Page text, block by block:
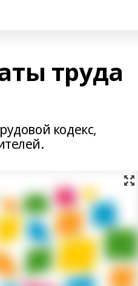
труда
кодекс,